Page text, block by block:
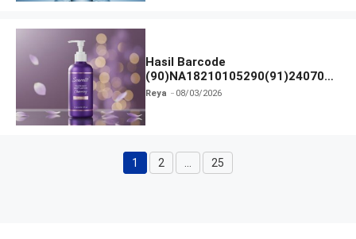
Hasil Barcode
(90)NA18210105290(91)240703
dan Izin BPOM
Reya 08/03/2026
Halaman
1 Halaman
2 … Halaman
25